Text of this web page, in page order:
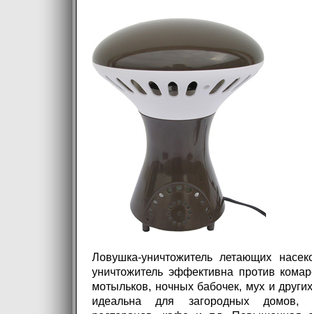
Ловушка-уничтожитель летающих
уничтожитель эффективна против
мотыльков, ночных бабочек, мух и
идеальна для загородных домов,